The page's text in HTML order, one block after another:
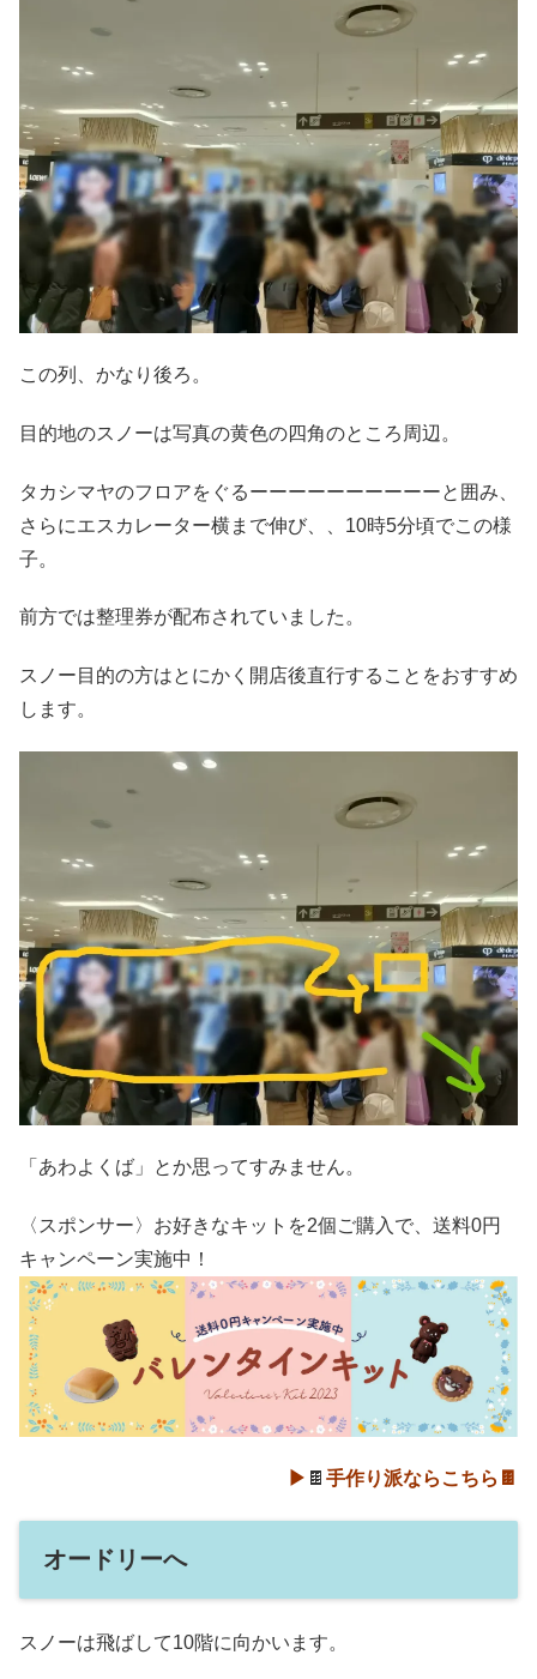
この列、かなり後ろ。
目的地のスノーは写真の黄色の四角のところ周辺。
タカシマヤのフロアをぐるーーーーーーーーーーと囲み、
さらにエスカレーター横まで伸び、、10時5分頃でこの様
子。
前方では整理券が配布されていました。
スノー目的の方はとにかく開店後直行することをおすすめ
します。
「あわよくば」とか思ってすみません。
〈スポンサー〉お好きなキットを2個ご購入で、送料0円
キャンペーン実施中！
▶ 🍫 手作り派ならこちら🍫
オードリーへ
スノーは飛ばして10階に向かいます。